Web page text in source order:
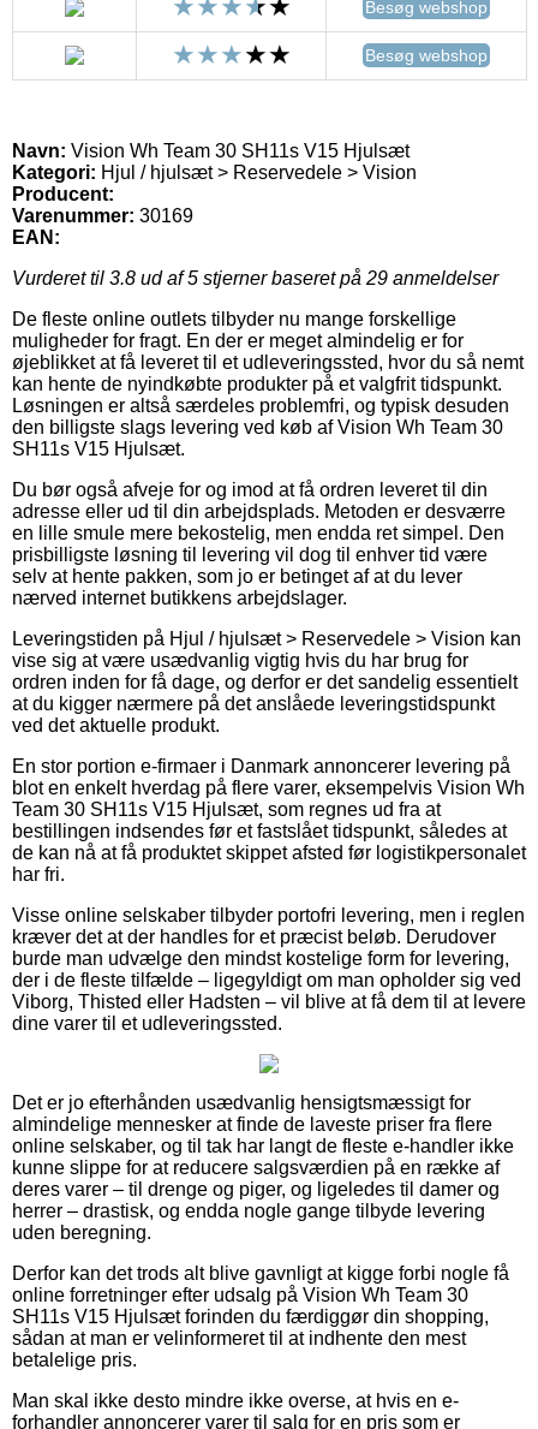
Besøg webshop
Besøg webshop
Navn: Vision Wh Team 30 SH11s V15 Hjulsæt
Kategori: Hjul / hjulsæt > Reservedele > Vision
Producent:
Varenummer: 30169
EAN:
Vurderet til 3.8 ud af 5 stjerner baseret på 29 anmeldelser
De fleste online outlets tilbyder nu mange forskellige
muligheder for fragt. En der er meget almindelig er for
øjeblikket at få leveret til et udleveringssted, hvor du så nemt
kan hente de nyindkøbte produkter på et valgfrit tidspunkt.
Løsningen er altså særdeles problemfri, og typisk desuden
den billigste slags levering ved køb af Vision Wh Team 30
SH11s V15 Hjulsæt.
Du bør også afveje for og imod at få ordren leveret til din
adresse eller ud til din arbejdsplads. Metoden er desværre
en lille smule mere bekostelig, men endda ret simpel. Den
prisbilligste løsning til levering vil dog til enhver tid være
selv at hente pakken, som jo er betinget af at du lever
nærved internet butikkens arbejdslager.
Leveringstiden på Hjul / hjulsæt > Reservedele > Vision kan
vise sig at være usædvanlig vigtig hvis du har brug for
ordren inden for få dage, og derfor er det sandelig essentielt
at du kigger nærmere på det anslåede leveringstidspunkt
ved det aktuelle produkt.
En stor portion e-firmaer i Danmark annoncerer levering på
blot en enkelt hverdag på flere varer, eksempelvis Vision Wh
Team 30 SH11s V15 Hjulsæt, som regnes ud fra at
bestillingen indsendes før et fastslået tidspunkt, således at
de kan nå at få produktet skippet afsted før logistikpersonalet
har fri.
Visse online selskaber tilbyder portofri levering, men i reglen
kræver det at der handles for et præcist beløb. Derudover
burde man udvælge den mindst kostelige form for levering,
der i de fleste tilfælde – ligegyldigt om man opholder sig ved
Viborg, Thisted eller Hadsten – vil blive at få dem til at levere
dine varer til et udleveringssted.
Det er jo efterhånden usædvanlig hensigtsmæssigt for
almindelige mennesker at finde de laveste priser fra flere
online selskaber, og til tak har langt de fleste e-handler ikke
kunne slippe for at reducere salgsværdien på en række af
deres varer – til drenge og piger, og ligeledes til damer og
herrer – drastisk, og endda nogle gange tilbyde levering
uden beregning.
Derfor kan det trods alt blive gavnligt at kigge forbi nogle få
online forretninger efter udsalg på Vision Wh Team 30
SH11s V15 Hjulsæt forinden du færdiggør din shopping,
sådan at man er velinformeret til at indhente den mest
betalelige pris.
Man skal ikke desto mindre ikke overse, at hvis en e-
forhandler annoncerer varer til salg for en pris som er